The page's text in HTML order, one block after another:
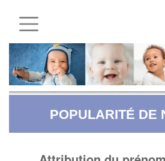
POPULARITÉ DE